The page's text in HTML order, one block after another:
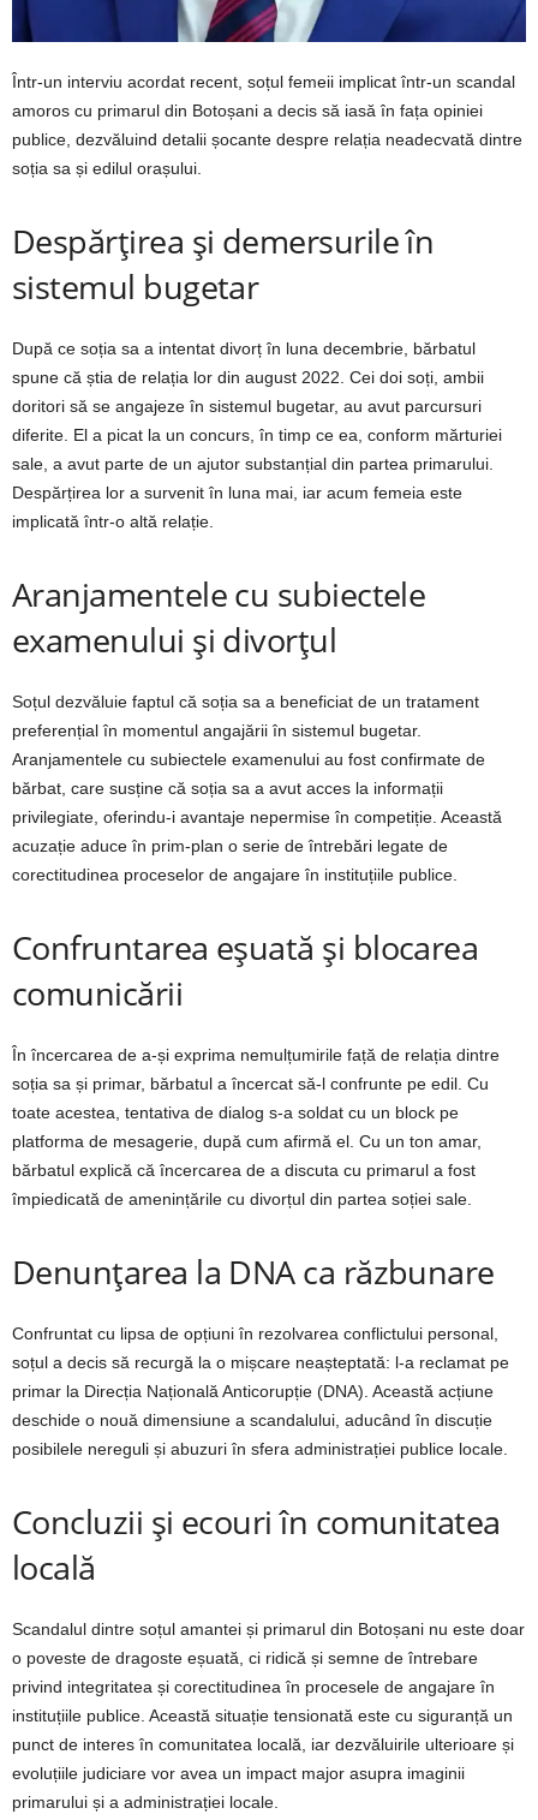
Într-un interviu acordat recent, soțul femeii implicat într-un scandal
amoros cu primarul din Botoșani a decis să iasă în fața opiniei
publice, dezvăluind detalii șocante despre relația neadecvată dintre
soția sa și edilul orașului.
Despărțirea și demersurile în
sistemul bugetar
După ce soția sa a intentat divorț în luna decembrie, bărbatul
spune că știa de relația lor din august 2022. Cei doi soți, ambii
doritori să se angajeze în sistemul bugetar, au avut parcursuri
diferite. El a picat la un concurs, în timp ce ea, conform mărturiei
sale, a avut parte de un ajutor substanțial din partea primarului.
Despărțirea lor a survenit în luna mai, iar acum femeia este
implicată într-o altă relație.
Aranjamentele cu subiectele
examenului și divorțul
Soțul dezvăluie faptul că soția sa a beneficiat de un tratament
preferențial în momentul angajării în sistemul bugetar.
Aranjamentele cu subiectele examenului au fost confirmate de
bărbat, care susține că soția sa a avut acces la informații
privilegiate, oferindu-i avantaje nepermise în competiție. Această
acuzație aduce în prim-plan o serie de întrebări legate de
corectitudinea proceselor de angajare în instituțiile publice.
Confruntarea eșuată și blocarea
comunicării
În încercarea de a-și exprima nemulțumirile față de relația dintre
soția sa și primar, bărbatul a încercat să-l confrunte pe edil. Cu
toate acestea, tentativa de dialog s-a soldat cu un block pe
platforma de mesagerie, după cum afirmă el. Cu un ton amar,
bărbatul explică că încercarea de a discuta cu primarul a fost
împiedicată de amenințările cu divorțul din partea soției sale.
Denunțarea la DNA ca răzbunare
Confruntat cu lipsa de opțiuni în rezolvarea conflictului personal,
soțul a decis să recurgă la o mișcare neașteptată: l-a reclamat pe
primar la Direcția Națională Anticorupție (DNA). Această acțiune
deschide o nouă dimensiune a scandalului, aducând în discuție
posibilele nereguli și abuzuri în sfera administrației publice locale.
Concluzii și ecouri în comunitatea
locală
Scandalul dintre soțul amantei și primarul din Botoșani nu este doar
o poveste de dragoste eșuată, ci ridică și semne de întrebare
privind integritatea și corectitudinea în procesele de angajare în
instituțiile publice. Această situație tensionată este cu siguranță un
punct de interes în comunitatea locală, iar dezvăluirile ulterioare și
evoluțiile judiciare vor avea un impact major asupra imaginii
primarului și a administrației locale.